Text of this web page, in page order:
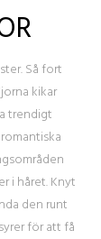
Så fort
kikar
trendigt
i håret. Knyt
den runt
för att få